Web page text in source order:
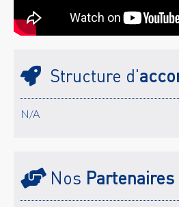
Structure d'
N/A
Nos Partenaires